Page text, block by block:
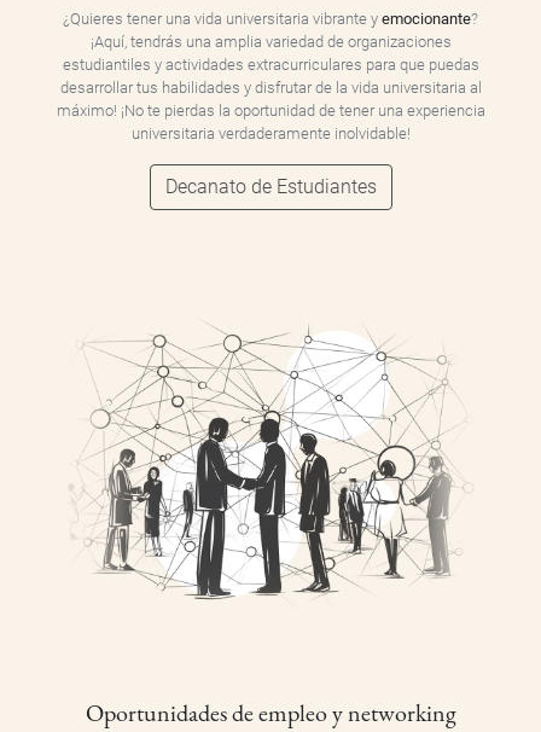
¿Quieres tener una vida universitaria vibrante y emocionante?
¡Aquí, tendrás una amplia variedad de organizaciones
estudiantiles y actividades extracurriculares para que puedas
desarrollar tus habilidades y disfrutar de la vida universitaria al
máximo! ¡No te pierdas la oportunidad de tener una experiencia
universitaria verdaderamente inolvidable!
Decanato de Estudiantes
Oportunidades de empleo y networking